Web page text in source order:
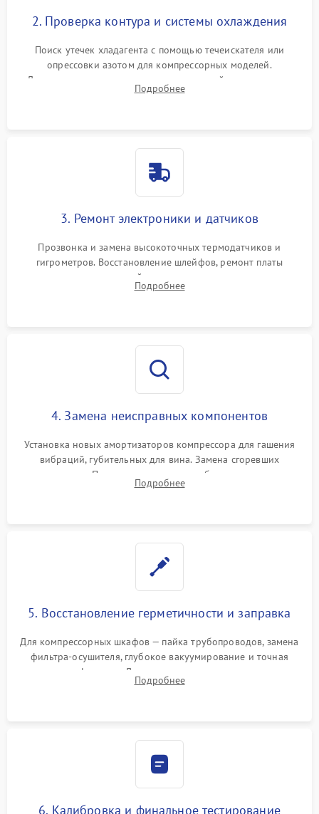
2. Проверка контура и системы охлаждения
Поиск утечек хладагента с помощью течеискателя или
опрессовки азотом для компрессорных моделей.
Диагностика термоэлектрических модулей, радиаторов и
кулеров на предмет перегрева или выхода из строя.
Подробнее
3. Ремонт электроники и датчиков
Прозвонка и замена высокоточных термодатчиков и
гигрометров. Восстановление шлейфов, ремонт платы
управления, отвечающей за поддержание микроклимата.
Проверка систем защиты от УФ-излучения и подсветки.
Подробнее
4. Замена неисправных компонентов
Установка новых амортизаторов компрессора для гашения
вибраций, губительных для вина. Замена сгоревших
элементов Пельтье, вентиляторов обдува, угольных
фильтров или поврежденных уплотнителей дверцы.
Подробнее
5. Восстановление герметичности и заправка
Для компрессорных шкафов — пайка трубопроводов, замена
фильтра-осушителя, глубокое вакуумирование и точная
заправка фреоном. Для термоэлектрических — замена
термопасты и герметизация охлаждающего блока.
Подробнее
6. Калибровка и финальное тестирование